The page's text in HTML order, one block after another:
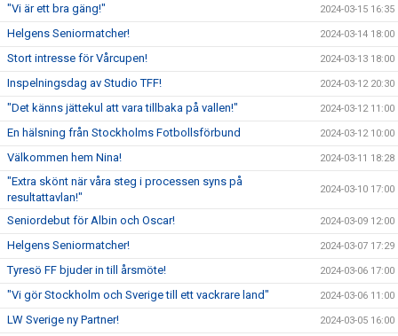
"Vi är ett bra gäng!" 2024-03-15 16:35
Helgens Seniormatcher! 2024-03-14 18:00
Stort intresse för Vårcupen! 2024-03-13 18:00
Inspelningsdag av Studio TFF! 2024-03-12 20:30
"Det känns jättekul att vara tillbaka på vallen!" 2024-03-12 11:00
En hälsning från Stockholms Fotbollsförbund 2024-03-12 10:00
Välkommen hem Nina! 2024-03-11 18:28
"Extra skönt när våra steg i processen syns på
resultattavlan!"
2024-03-10 17:00
Seniordebut för Albin och Oscar! 2024-03-09 12:00
Helgens Seniormatcher! 2024-03-07 17:29
Tyresö FF bjuder in till årsmöte! 2024-03-06 17:00
"Vi gör Stockholm och Sverige till ett vackrare land" 2024-03-06 11:00
LW Sverige ny Partner! 2024-03-05 16:00